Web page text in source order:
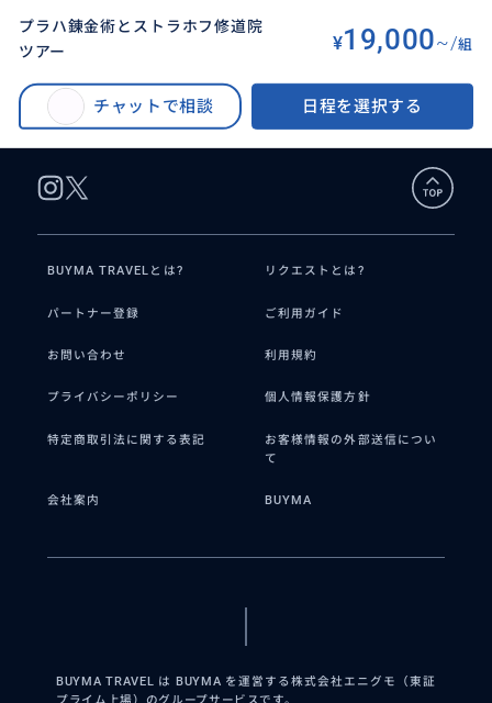
プラハ錬金術とストラホフ修道院
ツアー
¥19,000~/組
チャットで相談 日程を選択する
プラハ錬金術とストラホフ修道院ツアー
BUYMA TRAVELとは? リクエストとは?
パートナー登録 ご利用ガイド
お問い合わせ 利用規約
プライバシーポリシー 個人情報保護方針
特定商取引法に関する表記
お客様情報の外部送信につい
て
会社案内 BUYMA
BUYMA TRAVEL は BUYMA を運営する株式会社エニグモ（東証